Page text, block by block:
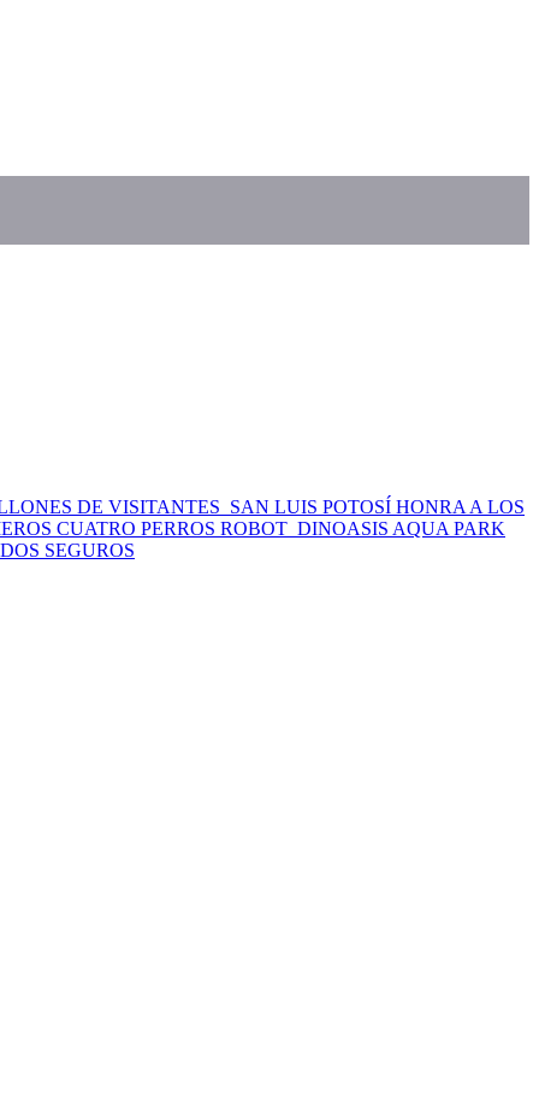
DE VISITANTES SAN LUIS POTOSÍ HONRA A LOS
CUATRO PERROS ROBOT DINOASIS AQUA PARK
SEGUROS